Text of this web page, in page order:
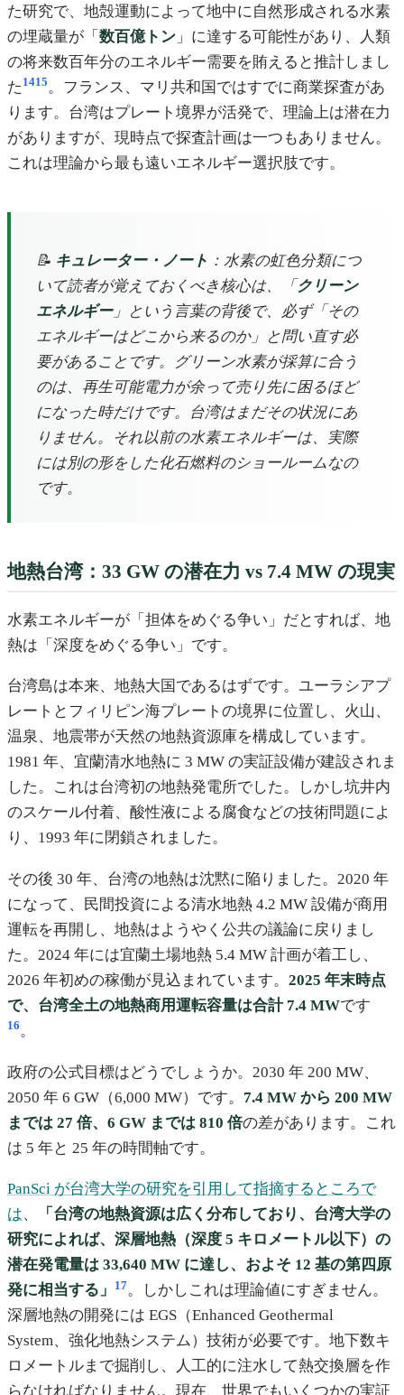
た研究で、地殻運動によって地中に自然形成される水素
の埋蔵量が「 数百億トン 」に達する可能性があり、人類
の将来数百年分のエネルギー需要を賄えると推計しまし
た 1415 。フランス、マリ共和国ではすでに商業探査があ
ります。台湾はプレート境界が活発で、理論上は潜在力
がありますが、現時点で探査計画は一つもありません。
これは理論から最も遠いエネルギー選択肢です。
📝 キュレーター・ノート ：水素の虹色分類につ
いて読者が覚えておくべき核心は、「 クリーン
エネルギー」という言葉の背後で、必ず「その
エネルギーはどこから来るのか」と問い直す必
要があることです。グリーン水素が採算に合う
のは、再生可能電力が余って売り先に困るほど
になった時だけです。台湾はまだその状況にあ
りません。それ以前の水素エネルギーは、実際
には別の形をした化石燃料のショールームなの
です。
地熱台湾：33 GW の潜在力 vs 7.4 MW の現実
水素エネルギーが「担体をめぐる争い」だとすれば、地
熱は「深度をめぐる争い」です。
台湾島は本来、地熱大国であるはずです。ユーラシアプ
レートとフィリピン海プレートの境界に位置し、火山、
温泉、地震帯が天然の地熱資源庫を構成しています。
1981 年、宜蘭清水地熱に 3 MW の実証設備が建設されま
した。これは台湾初の地熱発電所でした。しかし坑井内
のスケール付着、酸性液による腐食などの技術問題によ
り、1993 年に閉鎖されました。
その後 30 年、台湾の地熱は沈黙に陥りました。2020 年
になって、民間投資による清水地熱 4.2 MW 設備が商用
運転を再開し、地熱はようやく公共の議論に戻りまし
た。2024 年には宜蘭土場地熱 5.4 MW 計画が着工し、
2026 年初めの稼働が見込まれています。 2025 年末時点
で、台湾全土の地熱商用運転容量は合計 7.4 MWです
16。
政府の公式目標はどうでしょうか。2030 年 200 MW、
2050 年 6 GW（6,000 MW）です。 7.4 MW から 200 MW
までは 27 倍、6 GW までは 810 倍の差があります。これ
は 5 年と 25 年の時間軸です。
PanSci が台湾大学の研究を引用して指摘するところで
は、
「台湾の地熱資源は広く分布しており、台湾大学の
研究によれば、深層地熱（深度 5 キロメートル以下）の
潜在発電量は 33,640 MW に達し、およそ 12 基の第四原
発に相当する」
17。しかしこれは理論値にすぎません。
深層地熱の開発には EGS（Enhanced Geothermal
System、強化地熱システム）技術が必要です。地下数キ
ロメートルまで掘削し、人工的に注水して熱交換層を作
らなければなりません。現在、世界でもいくつかの実証